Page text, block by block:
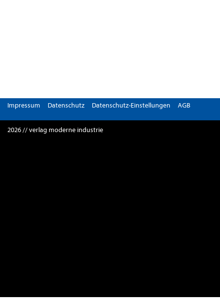
Impressum Datenschutz Datenschutz-Einstellungen AGB
2026 // verlag moderne industrie